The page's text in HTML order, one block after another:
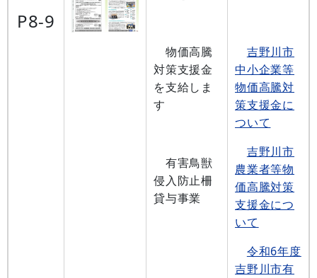
P8-9
物価高騰
対策支援金
を支給しま
す
有害鳥獣
侵入防止柵
貸与事業
吉野川市
中小企業等
物価高騰対
策支援金に
ついて
吉野川市
農業者等物
価高騰対策
支援金につ
いて
令和6年度
吉野川市有